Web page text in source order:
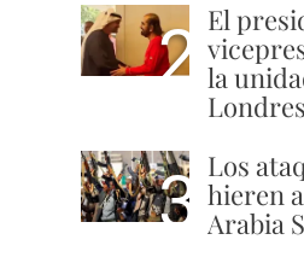
2 El
la
Londres
3 Los
hieren
Arabia